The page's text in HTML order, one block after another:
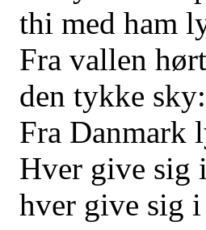
thi med ham
Fra vallen
den tykke sky:
Fra Danmark
Hver give sig
hver give sig